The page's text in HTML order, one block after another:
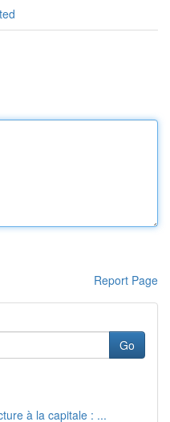
Report Page
Go
à la capitale : ...